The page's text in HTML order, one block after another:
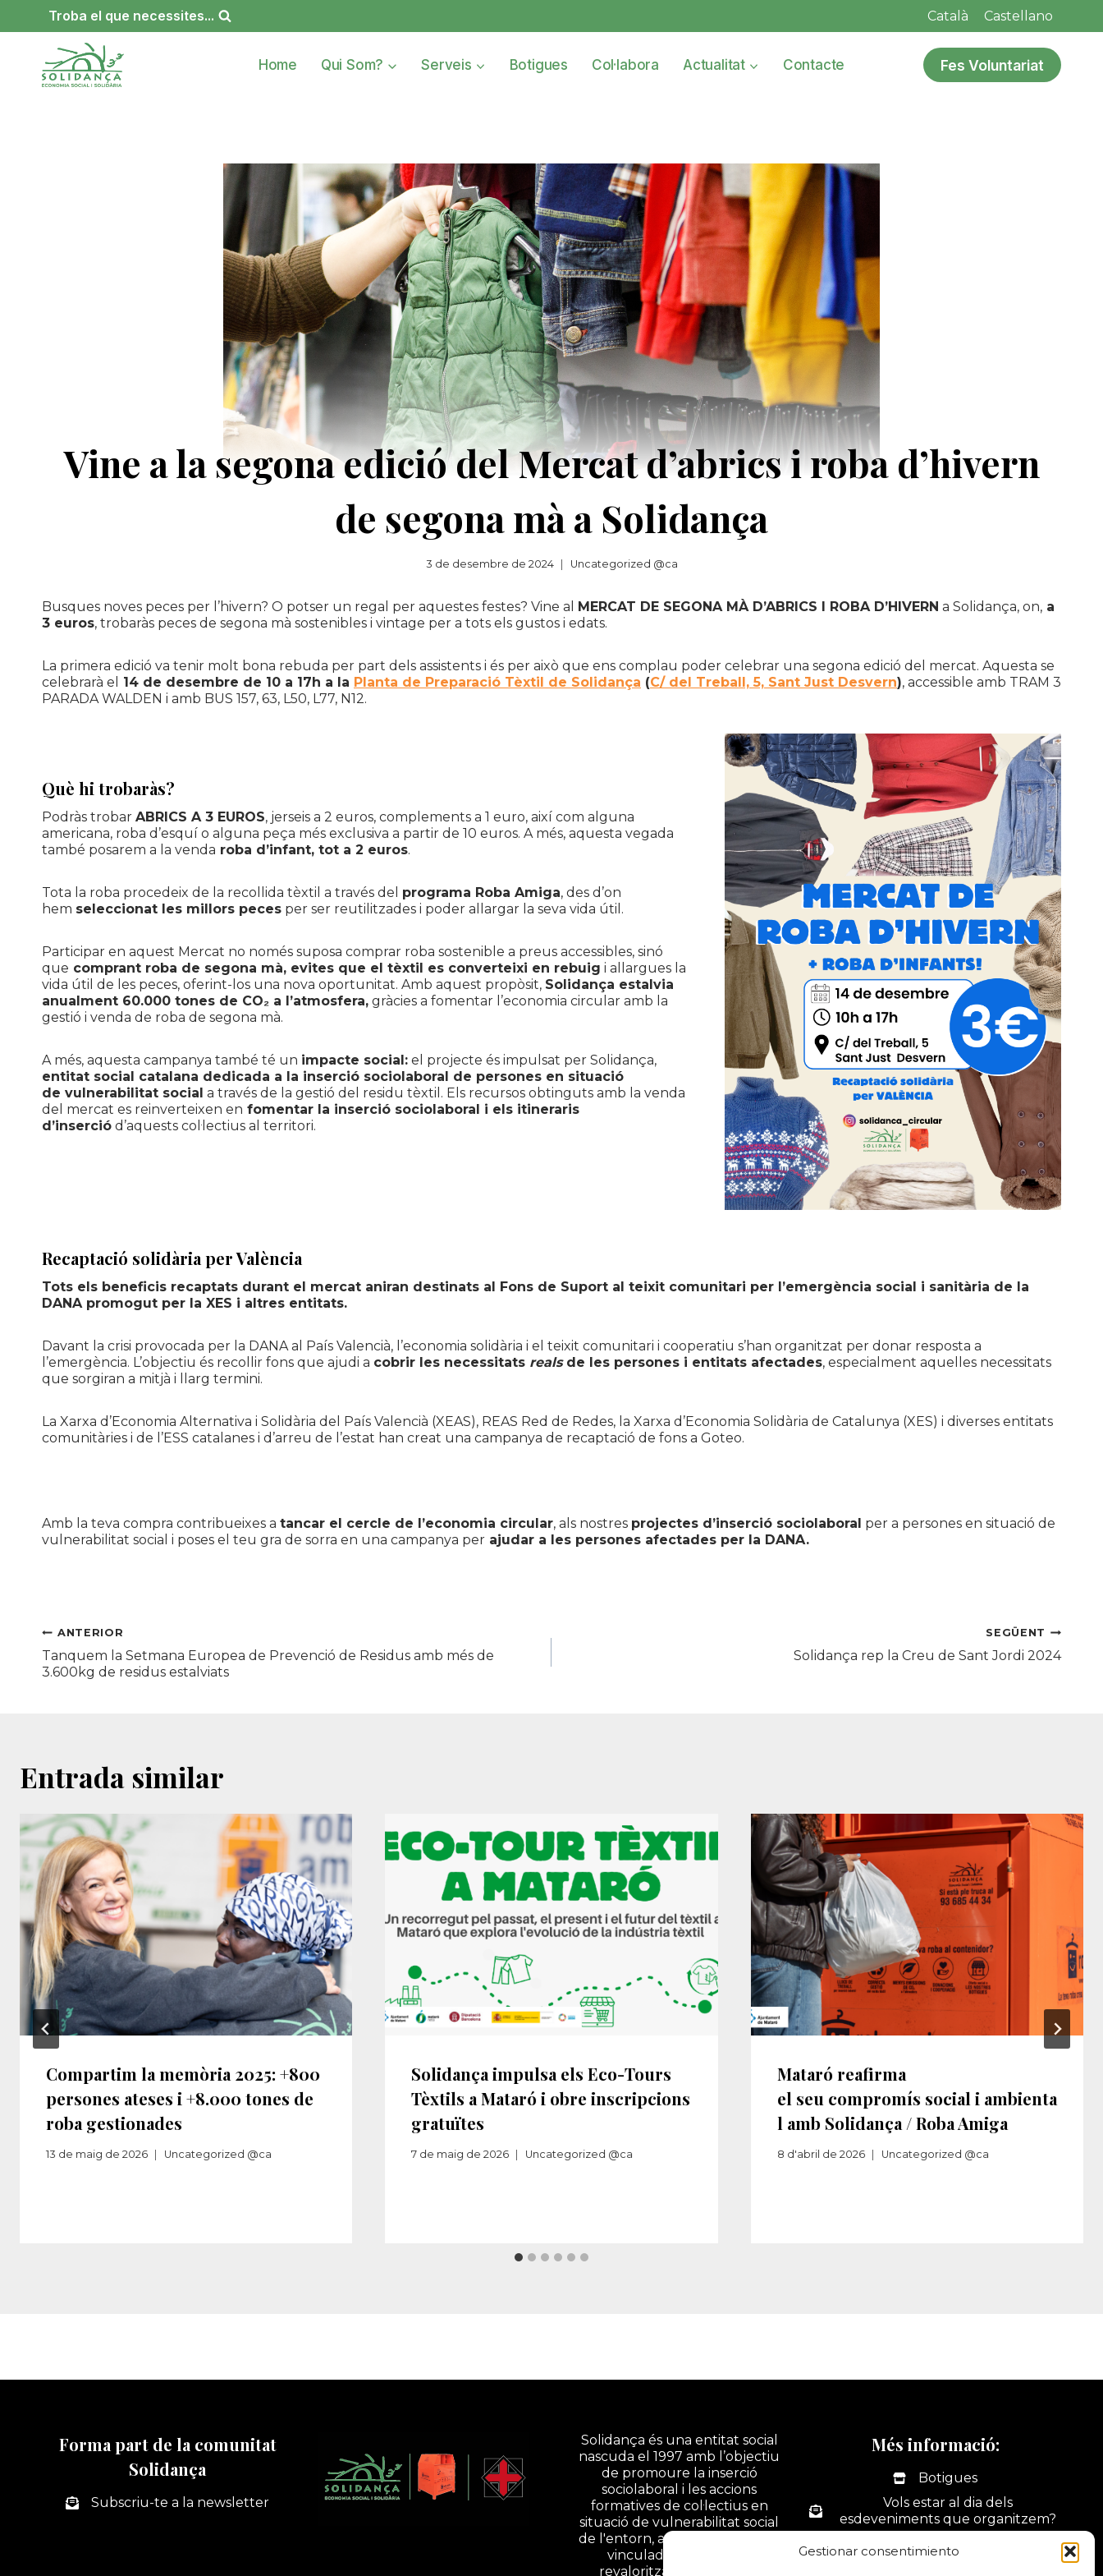
Gestionar consentimiento
Troba el que necessites... Català Castellano
Home Qui Som? Serveis Botigues Col·labora Actualitat Contacte Fes Voluntariat
Vine a la segona edició del Mercat d’abrics i roba d’hivern
de segona mà a Solidança
3 de desembre de 2024 Uncategorized @ca
Busques noves peces per l’hivern? O potser un regal per aquestes festes? Vine al MERCAT DE SEGONA MÀ D’ABRICS I ROBA D’HIVERN a Solidança, on, a
3 euros, trobaràs peces de segona mà sostenibles i vintage per a tots els gustos i edats.
La primera edició va tenir molt bona rebuda per part dels assistents i és per això que ens complau poder celebrar una segona edició del mercat. Aquesta se
celebrarà el
14 de desembre de 10 a 17h a la Planta de Preparació Tèxtil de Solidança (C/ del Treball, 5, Sant Just Desvern), accessible amb TRAM 3
PARADA WALDEN i amb BUS 157, 63, L50, L77, N12.
Què hi trobaràs?
Podràs trobar ABRICS A 3 EUROS, jerseis a 2 euros, complements a 1 euro, així com alguna
americana, roba d’esquí o alguna peça més exclusiva a partir de 10 euros. A més, aquesta vegada
també posarem a la venda roba d’infant, tot a 2 euros.
Tota la roba procedeix de la recollida tèxtil a través del programa Roba Amiga, des d’on
hem seleccionat les millors peces per ser reutilitzades i poder allargar la seva vida útil.
Participar en aquest Mercat no només suposa comprar roba sostenible a preus accessibles, sinó
que comprant roba de segona mà, evites que el tèxtil es converteixi en rebuig i allargues la
vida útil de les peces, oferint-los una nova oportunitat. Amb aquest propòsit, Solidança estalvia
anualment 60.000 tones de CO₂ a l’atmosfera, gràcies a fomentar l’economia circular amb la
gestió i venda de roba de segona mà.
A més, aquesta campanya també té un impacte social: el projecte és impulsat per Solidança,
entitat social catalana dedicada a la inserció sociolaboral de persones en situació
de vulnerabilitat social a través de la gestió del residu tèxtil. Els recursos obtinguts amb la venda
del mercat es reinverteixen en fomentar la inserció sociolaboral i els itineraris
d’inserció d’aquests col·lectius al territori.
Recaptació solidària per València
Tots els beneficis recaptats durant el mercat aniran destinats al Fons de Suport al teixit comunitari per l’emergència social i sanitària de la
DANA promogut per la XES i altres entitats.
Davant la crisi provocada per la DANA al País Valencià, l’economia solidària i el teixit comunitari i cooperatiu s’han organitzat per donar resposta a
l’emergència. L’objectiu és recollir fons que ajudi a cobrir les necessitats realsde les persones i entitats afectades, especialment aquelles necessitats
que sorgiran a mitjà i llarg termini.
La Xarxa d’Economia Alternativa i Solidària del País Valencià (XEAS), REAS Red de Redes, la Xarxa d’Economia Solidària de Catalunya (XES) i diverses entitats
comunitàries i de l’ESS catalanes i d’arreu de l’estat han creat una campanya de recaptació de fons a Goteo.
Amb la teva compra contribueixes a tancar el cercle de l’economia circular, als nostres projectes d’inserció sociolaboral per a persones en situació de
vulnerabilitat social i poses el teu gra de sorra en una campanya per ajudar a les persones afectades per la DANA.
Navegació
d'entrades
ANTERIOR
Tanquem la Setmana Europea de Prevenció de Residus amb més de
3.600kg de residus estalviats
SEGÜENT
Solidança rep la Creu de Sant Jordi 2024
Entrada similar
Compartim la memòria 2025: +800
persones ateses i +8.000 tones de
roba gestionades
13 de maig de 2026 Uncategorized @ca
Solidança impulsa els Eco-Tours
Tèxtils a Mataró i obre inscripcions
gratuïtes
7 de maig de 2026 Uncategorized @ca
Mataró reafirma
el seu compromís social i ambienta
l amb Solidança / Roba Amiga
8 d'abril de 2026 Uncategorized @ca
Forma part de la comunitat
Solidança
Subscriu-te a la newsletter
Solidança és una entitat social
nascuda el 1997 amb l’objectiu
de promoure la inserció
sociolaboral i les accions
formatives de col·lectius en
situació de vulnerabilitat social
de l'entorn, a través d'activitats
vinculades a la gestió i
revalorització de residus.
Més informació:
Botigues
Vols estar al dia dels
esdeveniments que organitzem?
La nostra botiga online